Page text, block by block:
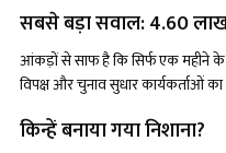
सबसे बड़ा सवाल: 4.60
आंकड़ों से साफ है कि सिर्फ एक महीने
विपक्ष और चुनाव सुधार कार्यकर्ताओं का
किन्हें बनाया गया निशाना?